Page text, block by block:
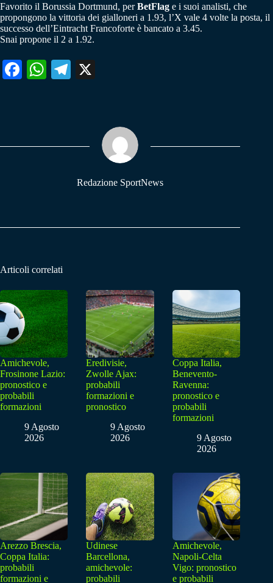
Favorito il Borussia Dortmund, perBetFlag e i suoi analisti, che
propongono la vittoria dei gialloneri a 1.93, l’X vale 4 volte la posta, il
successo dell’Eintracht Francoforte è bancato a 3.45.
Snai propone il 2 a 1.92.
Fa W
pp
Te
m
Redazione SportNews
Articoli correlati
Amichevole,
Frosinone Lazio:
pronostico e
probabili
formazioni
9 Agosto
2026
Eredivisie,
Zwolle Ajax:
probabili
formazioni e
pronostico
9 Agosto
2026
Coppa Italia,
Benevento-
Ravenna:
pronostico e
probabili
formazioni
9 Agosto
2026
Arezzo Brescia,
Coppa Italia:
probabili
formazioni e
Udinese
Barcellona,
amichevole:
probabili
Amichevole,
Napoli-Celta
Vigo: pronostico
e probabili